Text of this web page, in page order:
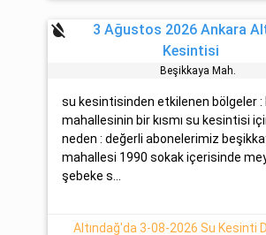
format_color_reset
3 Ağustos 2026 Ankara
Kesintisi
Beşi̇kkaya Mah.
su kesintisinden etkilenen bölgeler :
mahallesinin bir kısmı su kesintisi
neden : değerli abonelerimiz
mahallesi 1990 sokak içerisinde
şebeke s...
Altındağ'da 3-08-2026 Su Kesinti